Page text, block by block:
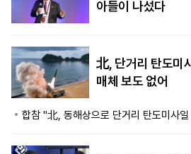
아들이 나섰다
北, 단거리 탄도미
매체 보도 없어
합참 "北, 동해상으로 단거리 탄도미사